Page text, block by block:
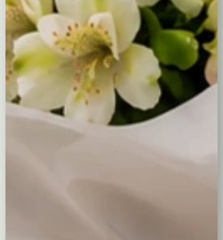
odbioru wybranego produktu alkoholowego ze
stacjonarnego punktu sprzedaży i dostarczenia go pod
wskazany adres w moim imieniu.
Treść bileciku